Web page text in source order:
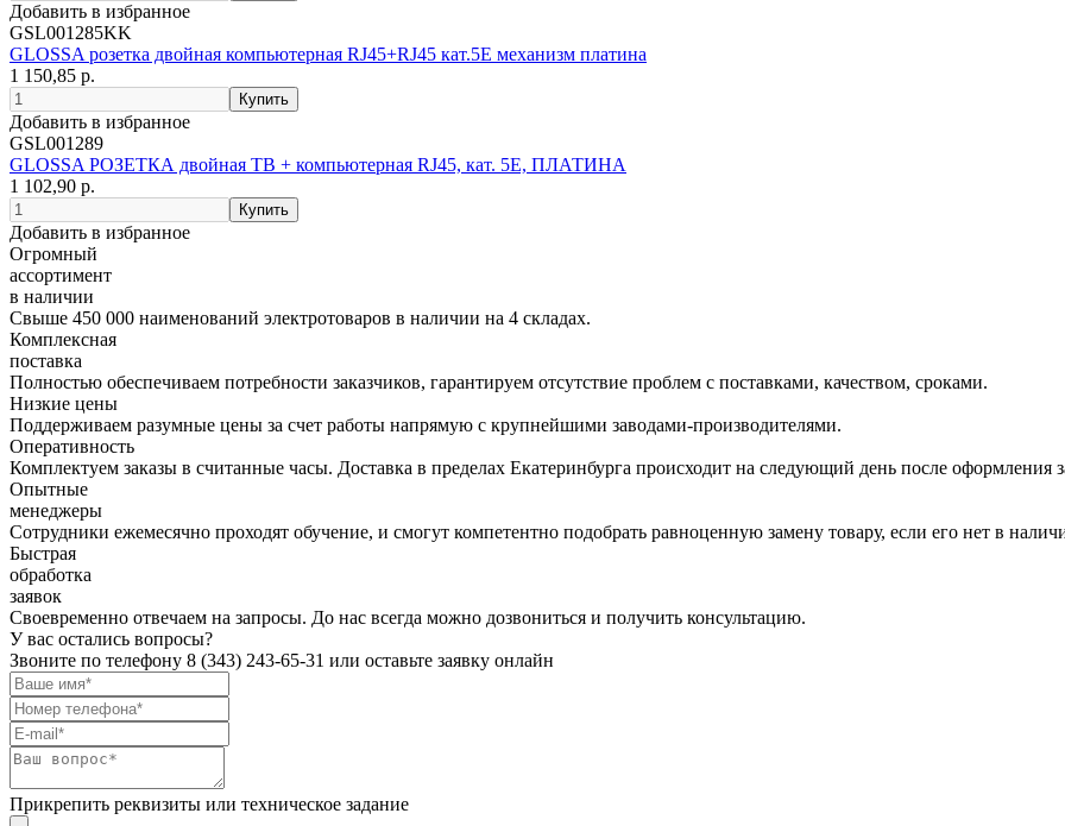
Добавить в избранное
GSL001285KK
GLOSSA розетка двойная компьютерная RJ45+RJ45 кат.5E механизм платина
1 150,85 р.
Добавить в избранное
GSL001289
GLOSSA РОЗЕТКА двойная ТВ + компьютерная RJ45, кат. 5Е, ПЛАТИНА
1 102,90 р.
Добавить в избранное
Огромный
ассортимент
в наличии
Свыше 450 000 наименований электротоваров в наличии на 4 складах.
Комплексная
поставка
Полностью обеспечиваем потребности заказчиков, гарантируем отсутствие проблем с поставками, качеством, сроками.
Низкие цены
Поддерживаем разумные цены за счет работы напрямую с крупнейшими заводами-производителями.
Оперативность
Комплектуем заказы в считанные часы. Доставка в пределах Екатеринбурга происходит на следующий день после оформления
Опытные
менеджеры
Сотрудники ежемесячно проходят обучение, и смогут компетентно подобрать равноценную замену товару, если его нет в
Быстрая
обработка
заявок
Своевременно отвечаем на запросы. До нас всегда можно дозвониться и получить консультацию.
У вас остались вопросы?
Звоните по телефону 8 (343) 243-65-31 или оставьте заявку онлайн
Прикрепить реквизиты или техническое задание